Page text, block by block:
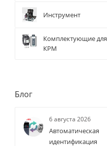
Инструмент
Комплектующие для
КРМ
Блог
6 августа 2026
Автоматическая
идентификация